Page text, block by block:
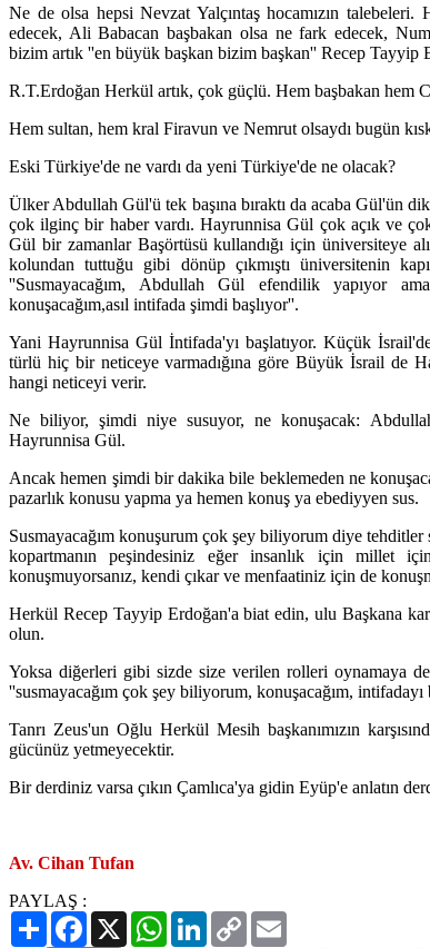
Ne de olsa hepsi Nevzat Yalçıntaş hocamızın
edecek, Ali Babacan başbakan olsa ne fark edecek,
bizim artık ''en büyük başkan bizim başkan'' Recep Tayyip
R.T.Erdoğan Herkül artık, çok güçlü. Hem başbakan hem
Hem sultan, hem kral Firavun ve Nemrut olsaydı bugün
Eski Türkiye'de ne vardı da yeni Türkiye'de ne olacak?
Ülker Abdullah Gül'ü tek başına bıraktı da acaba Gül'ün
çok ilginç bir haber vardı. Hayrunnisa Gül çok açık ve
Gül bir zamanlar Başörtüsü kullandığı için üniversiteye
kolundan tuttuğu gibi dönüp çıkmıştı üniversitenin
''Susmayacağım, Abdullah Gül efendilik yapıyor
konuşacağım,asıl intifada şimdi başlıyor''.
Yani Hayrunnisa Gül İntifada'yı başlatıyor. Küçük
türlü hiç bir neticeye varmadığına göre Büyük İsrail de
hangi neticeyi verir.
Ne biliyor, şimdi niye susuyor, ne konuşacak:
Hayrunnisa Gül.
Ancak hemen şimdi bir dakika bile beklemeden ne
pazarlık konusu yapma ya hemen konuş ya ebediyyen sus.
Susmayacağım konuşurum çok şey biliyorum diye
kopartmanın peşindesiniz eğer insanlık için millet
konuşmuyorsanız, kendi çıkar ve menfaatiniz için de
Herkül Recep Tayyip Erdoğan'a biat edin, ulu Başkana
olun.
Yoksa diğerleri gibi sizde size verilen rolleri oynamaya
''susmayacağım çok şey biliyorum, konuşacağım, intifadayı
Tanrı Zeus'un Oğlu Herkül Mesih başkanımızın
gücünüz yetmeyecektir.
Bir derdiniz varsa çıkın Çamlıca'ya gidin Eyüp'e anlatın
Av. Cihan Tufan
PAYLAŞ :
PaylaşFacebook
X WhatsAppLinkedIn
Copy
Link